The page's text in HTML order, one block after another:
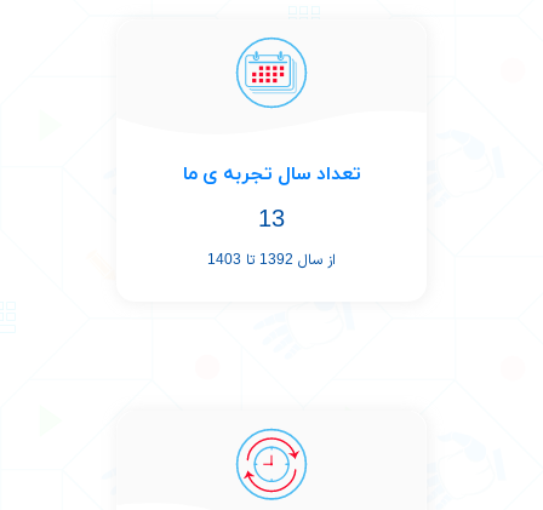
تعداد سال تجربه ی ما
13
از سال 1392 تا 1403